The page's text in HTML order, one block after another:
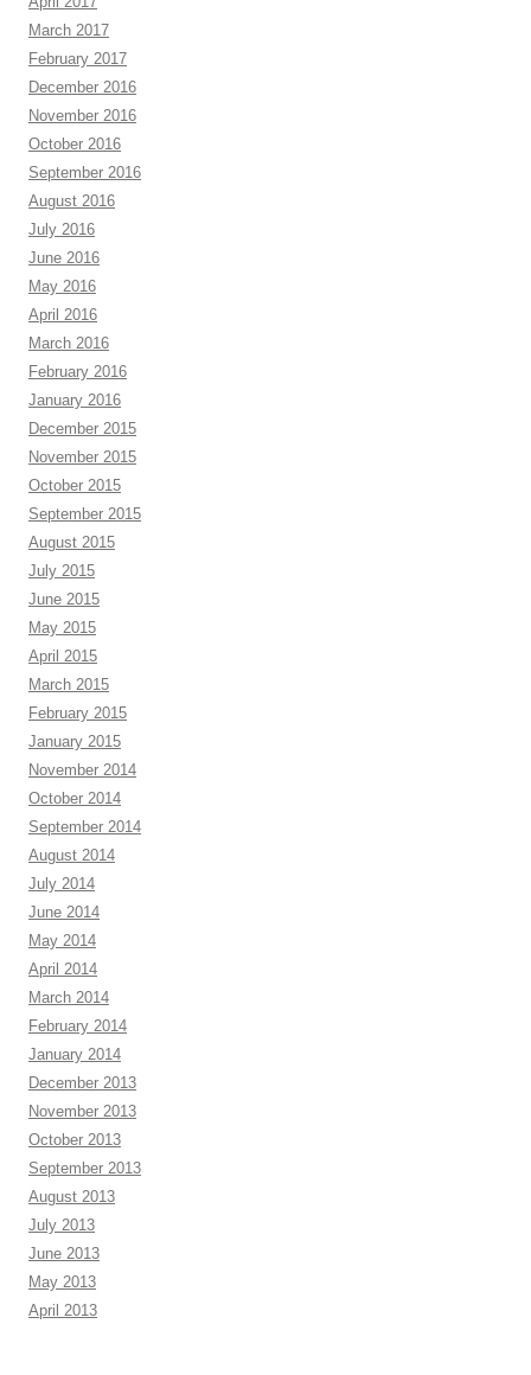
March 2017
February 2017
December 2016
November 2016
October 2016
September 2016
August 2016
July 2016
June 2016
May 2016
April 2016
March 2016
February 2016
January 2016
December 2015
November 2015
October 2015
September 2015
August 2015
July 2015
June 2015
May 2015
April 2015
March 2015
February 2015
January 2015
November 2014
October 2014
September 2014
August 2014
July 2014
June 2014
May 2014
April 2014
March 2014
February 2014
January 2014
December 2013
November 2013
October 2013
September 2013
August 2013
July 2013
June 2013
May 2013
April 2013